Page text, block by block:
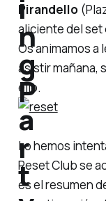
Pirandello
aliciente del set
Os animamos a
asistir mañana,
ello.
Lo hemos
Reset Club se
es el resumen
i
n
g
P
a
r
t